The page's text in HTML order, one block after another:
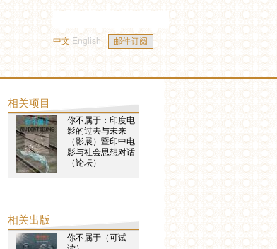
中文 English
相关项目
你不属于：印度电
影的过去与未来
（影展）暨印中电
影与社会思想对话
（论坛）
相关出版
你不属于（可试